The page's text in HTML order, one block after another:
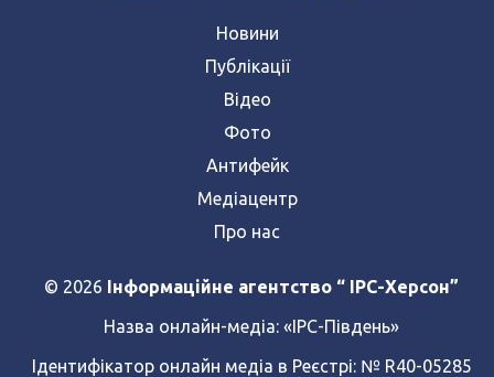
Новини
Публікації
Відео
Фото
Антифейк
Медіацентр
Про нас
© 2026 Інформаційне агентство “ IPC-Херсон”
Назва онлайн-медіа: «ІРС-Південь»
Ідентифікатор онлайн медіа в Реєстрі: № R40-05285